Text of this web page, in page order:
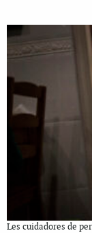
Les cuidadores de